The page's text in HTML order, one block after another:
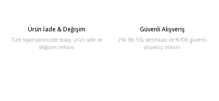
Ürün İade & Değişim
Tüm siparişlerinizde kolay ürün iade ve
değişim imkanı
Güvenli Alışveriş
256 Bit SSL sertifikası ile %100 güvenli
alışveriş imkanı